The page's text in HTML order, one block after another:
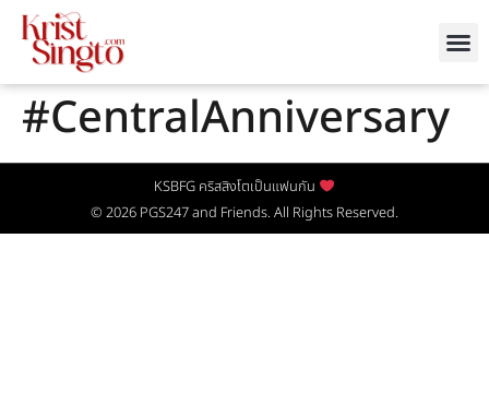
#CentralAnniversary
KSBFG คริสสิงโตเป็นแฟนกัน
© 2026 PGS247and Friends. All Rights Reserved.